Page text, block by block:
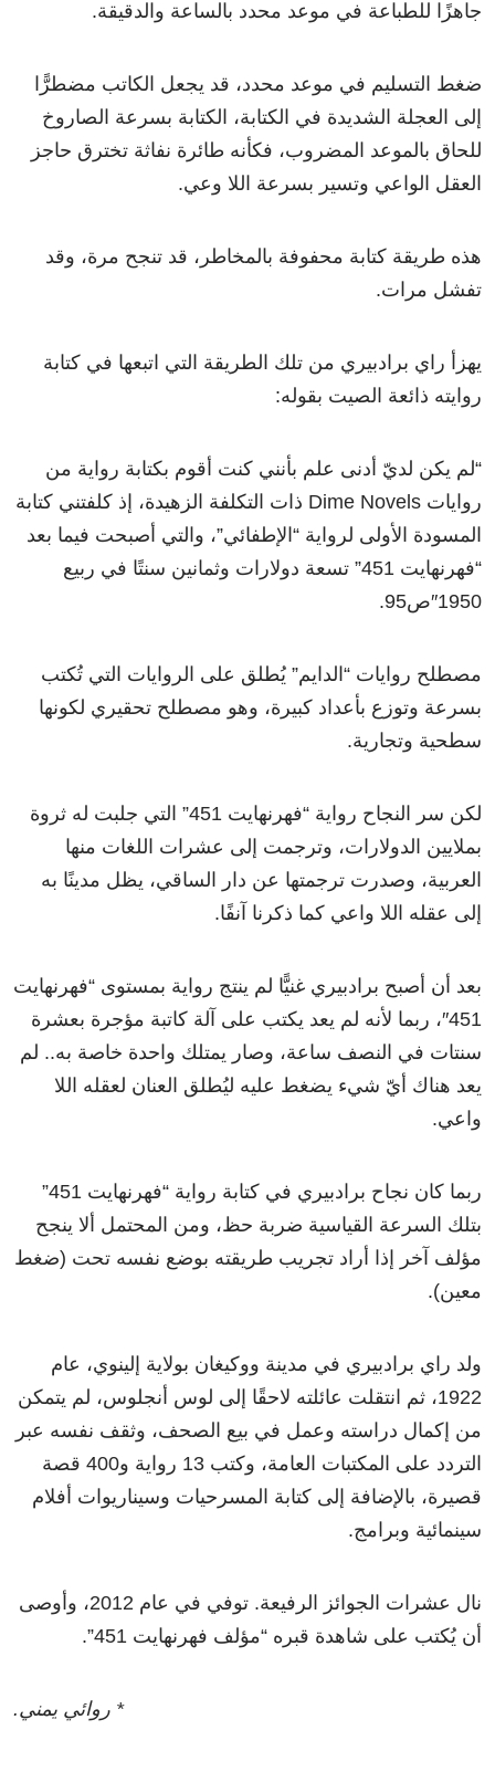
جاهزًا للطباعة في موعد محدد بالساعة والدقيقة.
ضغط التسليم في موعد محدد، قد يجعل الكاتب مضطرًّا
إلى العجلة الشديدة في الكتابة، الكتابة بسرعة الصاروخ
للحاق بالموعد المضروب، فكأنه طائرة نفاثة تخترق حاجز
العقل الواعي وتسير بسرعة اللا وعي.
هذه طريقة كتابة محفوفة بالمخاطر، قد تنجح مرة، وقد
تفشل مرات.
يهزأ راي برادبيري من تلك الطريقة التي اتبعها في كتابة
روايته ذائعة الصيت بقوله:
“لم يكن لديّ أدنى علم بأنني كنت أقوم بكتابة رواية من
روايات Dime Novels ذات التكلفة الزهيدة، إذ كلفتني كتابة
المسودة الأولى لرواية “الإطفائي”، والتي أصبحت فيما بعد
“فهرنهايت 451” تسعة دولارات وثمانين سنتًا في ربيع
1950″ص95.
مصطلح روايات “الدايم” يُطلق على الروايات التي تُكتب
بسرعة وتوزع بأعداد كبيرة، وهو مصطلح تحقيري لكونها
سطحية وتجارية.
لكن سر النجاح رواية “فهرنهايت 451” التي جلبت له ثروة
بملايين الدولارات، وترجمت إلى عشرات اللغات منها
العربية، وصدرت ترجمتها عن دار الساقي، يظل مدينًا به
إلى عقله اللا واعي كما ذكرنا آنفًا.
بعد أن أصبح برادبيري غنيًّا لم ينتج رواية بمستوى “فهرنهايت
451″، ربما لأنه لم يعد يكتب على آلة كاتبة مؤجرة بعشرة
سنتات في النصف ساعة، وصار يمتلك واحدة خاصة به.. لم
يعد هناك أيّ شيء يضغط عليه ليُطلق العنان لعقله اللا
واعي.
ربما كان نجاح برادبيري في كتابة رواية “فهرنهايت 451”
بتلك السرعة القياسية ضربة حظ، ومن المحتمل ألا ينجح
مؤلف آخر إذا أراد تجريب طريقته بوضع نفسه تحت (ضغط
معين).
ولد راي برادبيري في مدينة ووكيغان بولاية إلينوي، عام
1922، ثم انتقلت عائلته لاحقًا إلى لوس أنجلوس، لم يتمكن
من إكمال دراسته وعمل في بيع الصحف، وثقف نفسه عبر
التردد على المكتبات العامة، وكتب 13 رواية و400 قصة
قصيرة، بالإضافة إلى كتابة المسرحيات وسيناريوات أفلام
سينمائية وبرامج.
نال عشرات الجوائز الرفيعة. توفي في عام 2012، وأوصى
أن يُكتب على شاهدة قبره “مؤلف فهرنهايت 451”.
* روائي يمني.